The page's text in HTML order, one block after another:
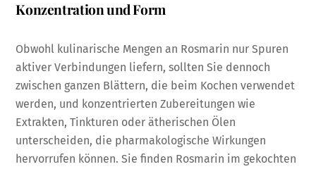
Konzentration und Form
Obwohl kulinarische Mengen an Rosmarin nur Spuren
aktiver Verbindungen liefern, sollten Sie dennoch
zwischen ganzen Blättern, die beim Kochen verwendet
werden, und konzentrierten Zubereitungen wie
Extrakten, Tinkturen oder ätherischen Ölen
unterscheiden, die pharmakologische Wirkungen
hervorrufen können. Sie finden Rosmarin im gekochten